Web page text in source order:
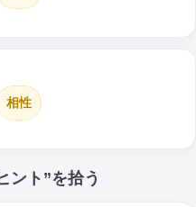
相性
ント”を拾う